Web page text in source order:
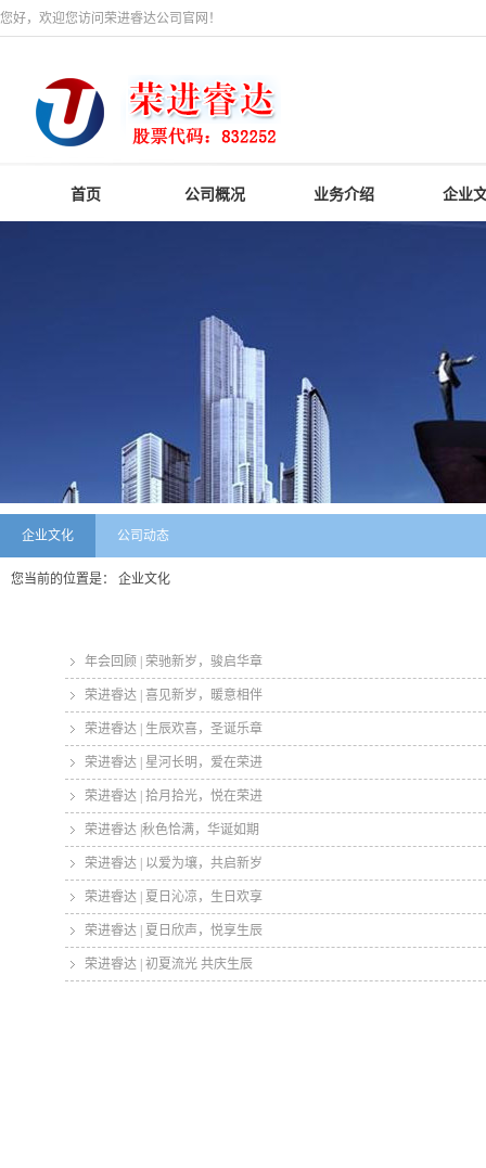
您好，欢迎您访问荣进睿达公司官网！
首页 公司概况 业务介绍 企业
企业文化 公司动态
您当前的位置是： 企业文化
年会回顾 | 荣驰新岁，骏启华章
荣进睿达 | 喜见新岁，暖意相伴
荣进睿达 | 生辰欢喜，圣诞乐章
荣进睿达 | 星河长明，爱在荣进
荣进睿达 | 拾月拾光，悦在荣进
荣进睿达 |秋色恰满，华诞如期
荣进睿达 | 以爱为壤，共启新岁
荣进睿达 | 夏日沁凉，生日欢享
荣进睿达 | 夏日欣声，悦享生辰
荣进睿达 | 初夏流光 共庆生辰